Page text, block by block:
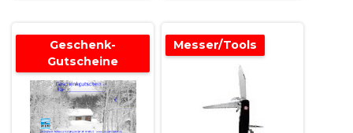
Geschenk-
Gutscheine
Messer/Tools